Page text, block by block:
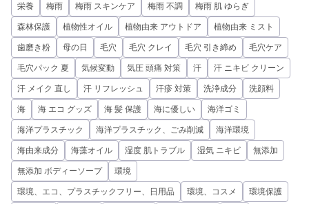
栄養 梅雨 梅雨 スキンケア 梅雨 不調 梅雨 肌 ゆらぎ
森林保護 植物性オイル 植物由来 アウトドア 植物由来 ミスト
歯磨き粉 母の日 毛穴 毛穴 クレイ 毛穴 引き締め 毛穴ケア
毛穴パック 夏 気候変動 気圧 頭痛 対策 汗 汗 ニキビ クリーン
汗 メイク 直し 汗 リフレッシュ 汗疹 対策 洗浄成分 洗顔料
海 海 エコ グッズ 海 髪 保護 海に優しい 海洋ゴミ
海洋プラスチック 海洋プラスチック、ごみ削減 海洋環境
海由来成分 海藻オイル 湿度 肌トラブル 湿気 ニキビ 無添加
無添加 ボディーソープ 環境
環境、エコ、プラスチックフリー、日用品 環境、コスメ 環境保護